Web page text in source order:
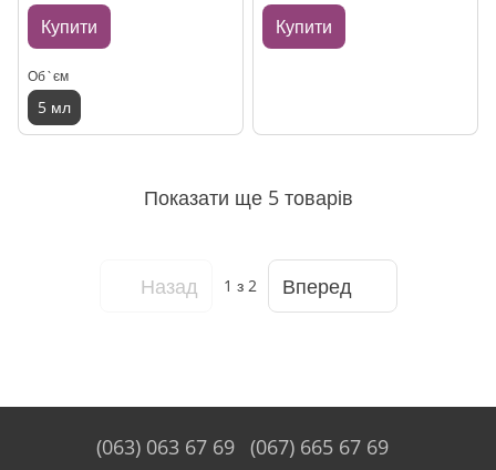
Купити
Об`єм
5 мл
Купити
Показати ще 5 товарів
Назад 1 з 2 Вперед
(063) 063 67 69 (067) 665 67 69